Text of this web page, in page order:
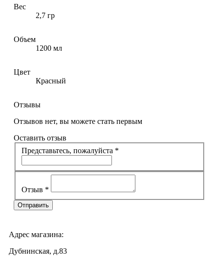
Вес
2,7 гр
Объем
1200 мл
Цвет
Красный
Отзывы
Отзывов нет, вы можете стать первым
Оставить отзыв
Представьтесь, пожалуйста *
Отзыв *
Адрес магазина:
Дубнинская, д.83